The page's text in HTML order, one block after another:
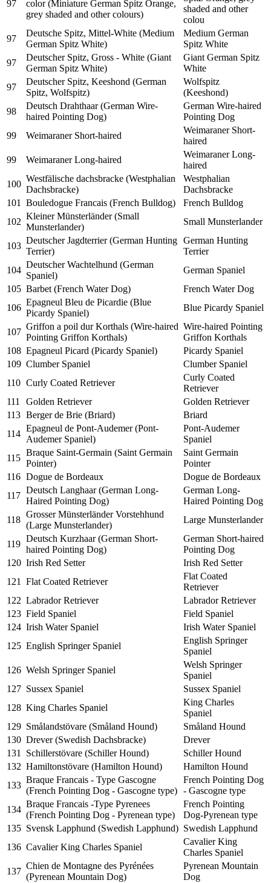
97
color (Miniature German Spitz Orange,
grey shaded and other colours)
shaded and other
colou
97
Deutsche Spitz, Mittel-White (Medium
German Spitz White)
Medium German
Spitz White
97
Deutscher Spitz, Gross - White (Giant
German Spitz White)
Giant German Spitz
White
97
Deutscher Spitz, Keeshond (German
Spitz, Wolfspitz)
Wolfspitz
(Keeshond)
98
Deutsch Drahthaar (German Wire-
haired Pointing Dog)
German Wire-haired
Pointing Dog
99
Weimaraner Short-haired
Weimaraner Short-
haired
99
Weimaraner Long-haired
Weimaraner Long-
haired
100
Westfälische dachsbracke (Westphalian
Dachsbracke)
Westphalian
Dachsbracke
101
Bouledogue Francais (French Bulldog)
French Bulldog
102
Kleiner Münsterländer (Small
Munsterlander)
Small Munsterlander
103
Deutscher Jagdterrier (German Hunting
Terrier)
German Hunting
Terrier
104
Deutscher Wachtelhund (German
Spaniel)
German Spaniel
105 Barbet (French Water Dog)
French Water Dog
106
Epagneul Bleu de Picardie (Blue
Picardy Spaniel)
Blue Picardy Spaniel
107
Griffon a poil dur Korthals (Wire-haired
Pointing Griffon Korthals)
Wire-haired Pointing
Griffon Korthals
108 Epagneul Picard (Picardy Spaniel)
Picardy Spaniel
109 Clumber Spaniel
Clumber Spaniel
110 Curly Coated Retriever
Curly Coated
Retriever
111
Golden Retriever
Golden Retriever
113 Berger de Brie (Briard)
Briard
114
Epagneul de Pont-Audemer (Pont-
Audemer Spaniel)
Pont-Audemer
Spaniel
115
Braque Saint-Germain (Saint Germain
Pointer)
Saint Germain
Pointer
116 Dogue de Bordeaux
Dogue de Bordeaux
117
Deutsch Langhaar (German Long-
Haired Pointing Dog)
German Long-
Haired Pointing Dog
118
Grosser Münsterländer Vorstehhund
(Large Munsterlander)
Large Munsterlander
119
Deutsch Kurzhaar (German Short-
haired Pointing Dog)
German Short-haired
Pointing Dog
120 Irish Red Setter
Irish Red Setter
121
Flat Coated Retriever
Flat Coated
Retriever
122 Labrador Retriever
Labrador Retriever
123 Field Spaniel
Field Spaniel
124 Irish Water Spaniel
Irish Water Spaniel
125 English Springer Spaniel
English Springer
Spaniel
126 Welsh Springer Spaniel
Welsh Springer
Spaniel
127 Sussex Spaniel
Sussex Spaniel
128 King Charles Spaniel
King Charles
Spaniel
129 Smålandstövare (Småland Hound)
Småland Hound
130 Drever (Swedish Dachsbracke)
Drever
131
Schillerstövare (Schiller Hound)
Schiller Hound
132 Hamiltonstövare (Hamilton Hound)
Hamilton Hound
133
Braque Francais - Type Gascogne
(French Pointing Dog - Gascogne type)
French Pointing Dog
- Gascogne type
134
Braque Francais -Type Pyrenees
(French Pointing Dog - Pyrenean type)
French Pointing
Dog-Pyrenean type
135 Svensk Lapphund (Swedish Lapphund) Swedish Lapphund
136 Cavalier King Charles Spaniel
Cavalier King
Charles Spaniel
137
Chien de Montagne des Pyrénées
(Pyrenean Mountain Dog)
Pyrenean Mountain
Dog